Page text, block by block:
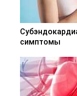
симптомы